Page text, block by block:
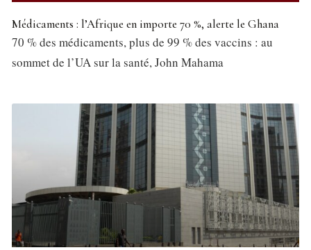
Médicaments : l’Afrique en importe 70 %, alerte le Ghana
70 % des médicaments, plus de 99 % des vaccins : au
sommet de l’UA sur la santé, John Mahama